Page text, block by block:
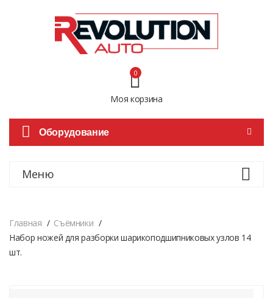
Моя корзина
0
Оборудование
Меню
Главная
Cъёмники
Набор ножей для разборки шарикоподшипниковых узлов 14
шт.